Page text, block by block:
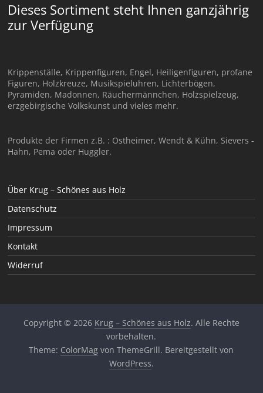
Dieses Sortiment steht Ihnen ganzjährig
zur Verfügung
Krippenställe, Krippenfiguren, Engel, Heiligenfiguren, profane
Figuren, Holzkreuze, Musikspieluhren, Lichterbögen,
Pyramiden, Madonnen, Räuchermännchen, Holzspielzeug,
erzgebirgische Volkskunst und vieles mehr.
Produkte der Firmen z.B. : Ostheimer, Wendt & Kühn, Sievers -
Hahn, Pema oder Huggler.
Über Krug – Schönes aus Holz
Datenschutz
Impressum
Kontakt
Widerruf
Copyright © 2026 Krug – Schönes aus Holz. Alle Rechte
vorbehalten.
Theme: ColorMag von ThemeGrill. Bereitgestellt von
WordPress.